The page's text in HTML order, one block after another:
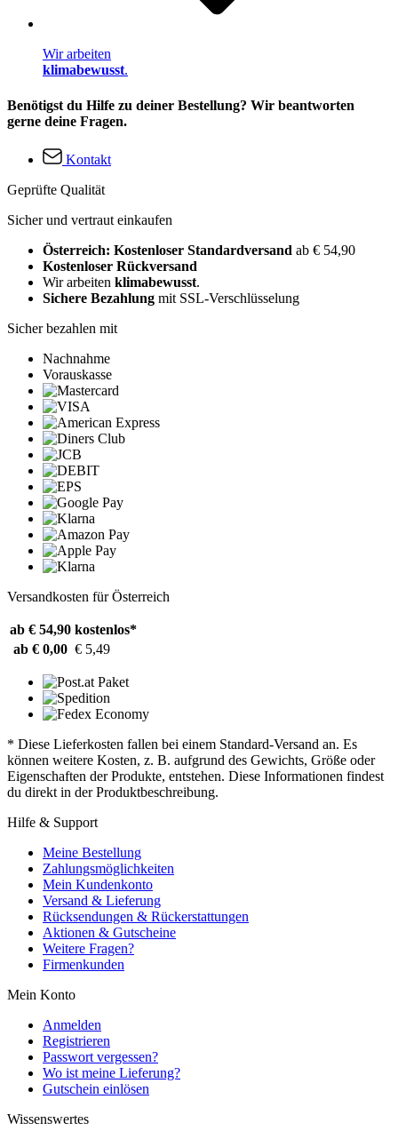
Wir arbeiten
klimabewusst.
Benötigst du Hilfe zu deiner Bestellung? Wir beantworten
gerne deine Fragen.
Kontakt
Geprüfte Qualität
Sicher und vertraut einkaufen
Österreich: Kostenloser Standardversand ab € 54,90
Kostenloser Rückversand
Wir arbeiten klimabewusst.
Sichere Bezahlung mit SSL-Verschlüsselung
Sicher bezahlen mit
Nachnahme
Vorauskasse
Versandkosten für Österreich
ab € 54,90 kostenlos*
ab € 0,00 € 5,49
* Diese Lieferkosten fallen bei einem Standard-Versand an. Es
können weitere Kosten, z. B. aufgrund des Gewichts, Größe oder
Eigenschaften der Produkte, entstehen. Diese Informationen findest
du direkt in der Produktbeschreibung.
Hilfe & Support
Meine Bestellung
Zahlungsmöglichkeiten
Mein Kundenkonto
Versand & Lieferung
Rücksendungen & Rückerstattungen
Aktionen & Gutscheine
Weitere Fragen?
Firmenkunden
Mein Konto
Anmelden
Registrieren
Passwort vergessen?
Wo ist meine Lieferung?
Gutschein einlösen
Wissenswertes